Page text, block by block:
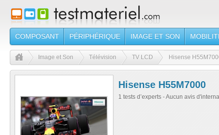
COMPOSANT PÉRIPHÉRIQUE IMAGE ET SON
Image et Son Télévision TV LCD Hisense
Hisense H55M7000
1 tests d’experts - Aucun avis